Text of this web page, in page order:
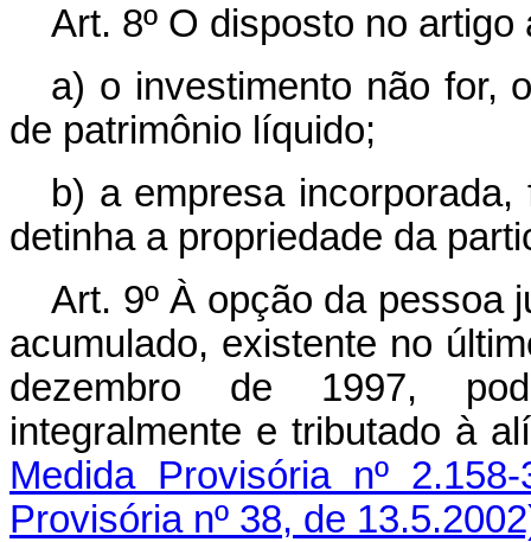
Art. 8º O disposto no
a) o investimento não for,
de patrimônio líquido;
b) a empresa
detinha a propriedade da
Art. 9º À opção da pessoa
acumulado, existente no
dezembro de 1997,
integralmente e tributado
Medida Provisória nº
Provisória nº 38, de